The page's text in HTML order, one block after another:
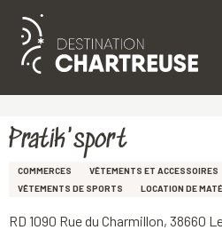
Aller
principal
Pratik'sport
COMMERCES VÊTEMENTS ET ACCESSOIRES
VÊTEMENTS DE SPORTS
LOCATION DE
RD 1090 Rue du Charmillon, 38660